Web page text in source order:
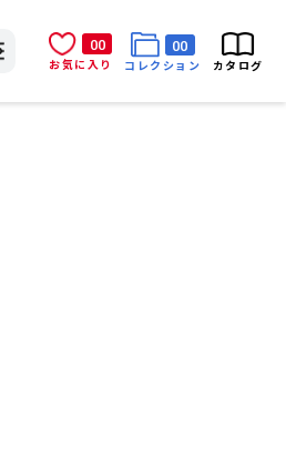
00
お気に入り
00
コレクション
カタログ